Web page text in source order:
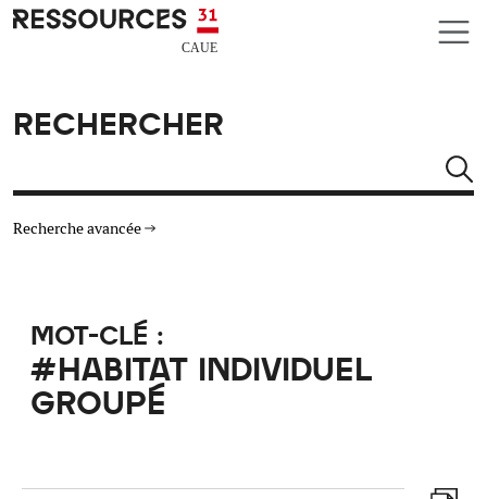
Aller au contenu principal
CAUE RESSOURCES 31
RECHERCHER
Recherche avancée
TYPE DE RESSOURCES
MATÉRIAUX
MOT-CLÉ :
#HABITAT INDIVIDUEL
GROUPÉ